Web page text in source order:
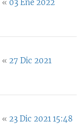
« 03 Ene 2022
« 27 Dic 2021
« 23 Dic 2021 15:48